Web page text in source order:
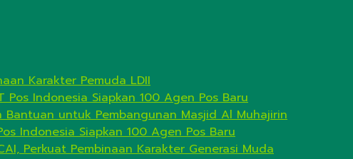
Karakter Pemuda LDII
Pos Indonesia Siapkan 100 Agen Pos Baru
Bantuan untuk Pembangunan Masjid Al Muhajirin
Indonesia Siapkan 100 Agen Pos Baru
Perkuat Pembinaan Karakter Generasi Muda